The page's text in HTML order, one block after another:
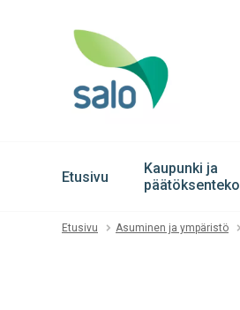
Etusivu
Kaupunki ja
päätöksenteko
Etusivu Asuminen ja ympäristö